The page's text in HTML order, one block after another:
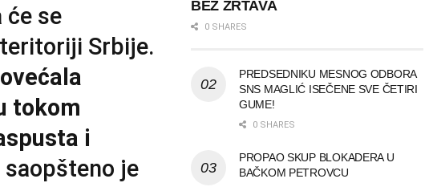
će se
Srbije.
tokom
i
saopšteno je
BEZ ŽRTAVA
0 SHARES
PREDSEDNIKU MESNOG ODBORA
SNS MAGLIĆ ISEČENE SVE ČETIRI
GUME!
0 SHARES
PROPAO SKUP BLOKADERA U
BAČKOM PETROVCU